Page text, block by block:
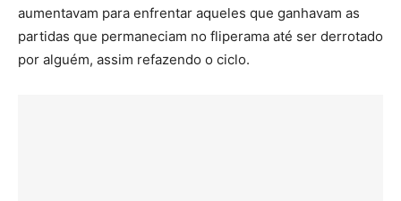
aumentavam para enfrentar aqueles que ganhavam as
partidas que permaneciam no fliperama até ser derrotado
por alguém, assim refazendo o ciclo.